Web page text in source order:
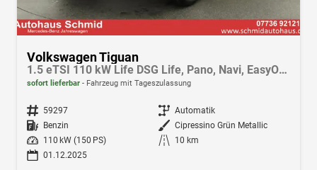
Volkswagen Tiguan
1.5 eTSI 110 kW Life DSG Life, Pano, Navi, EasyOpen, LED-Plus, 5 J.-Garantie
sofort lieferbar Fahrzeug mit Tageszulassung
Fahrzeugnr. 59297 Getriebe Automatik
Kraftstoff Benzin Außenfarbe Cipressino Grün Metallic
Leistung
110 kW (150 PS) Kilometerstand
10 km
01.12.2025